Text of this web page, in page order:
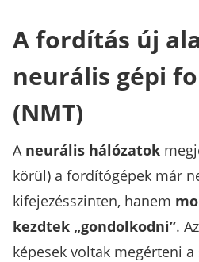
A fordítás új
neurális gépi
(NMT)
A neurális hálózatok
körül) a fordítógépek már
kifejezésszinten, hanem
kezdtek „gondolkodni”.
képesek voltak megérteni a